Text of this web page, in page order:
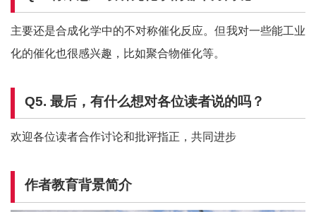
主要还是合成化学中的不对称催化反应。但我对一些能工业
化的催化也很感兴趣，比如聚合物催化等。
Q5.最后，有什么想对各位读者说的吗？
欢迎各位读者合作讨论和批评指正，共同进步
作者教育背景简介